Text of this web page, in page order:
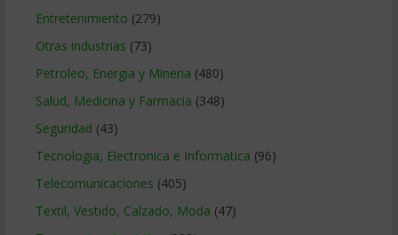
Entretenimiento (279)
Otras industrias (73)
Petroleo, Energia y Mineria (480)
Salud, Medicina y Farmacia (348)
Seguridad (43)
Tecnologia, Electronica e Informatica (96)
Telecomunicaciones (405)
Textil, Vestido, Calzado, Moda (47)